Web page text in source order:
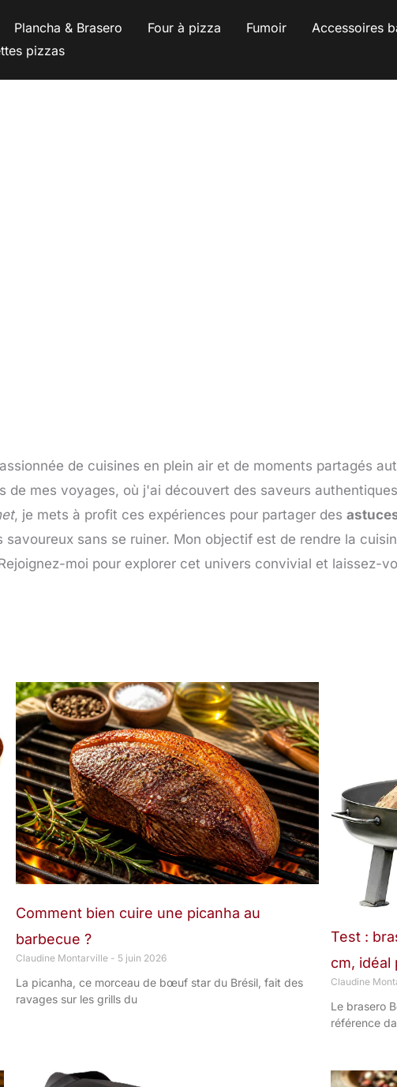
Plancha & Brasero Four à pizza Fumoir Accessoires
pizzas
de cuisines en plein air et de moments partagés
de mes voyages, où j'ai découvert des saveurs
, je mets à profit ces expériences pour partager des
sans se ruiner. Mon objectif est de rendre la
moi pour explorer cet univers convivial et laissez-
Comment bien cuire une picanha au
barbecue ?
Claudine Montarville 5 juin 2026
La picanha, ce morceau de bœuf star du Brésil, fait des
ravages sur les grills du
Test :
cm, idéal
Claudine
Le brasero
référence